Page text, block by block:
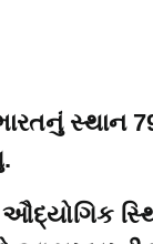
ભારતનું સ્થાન